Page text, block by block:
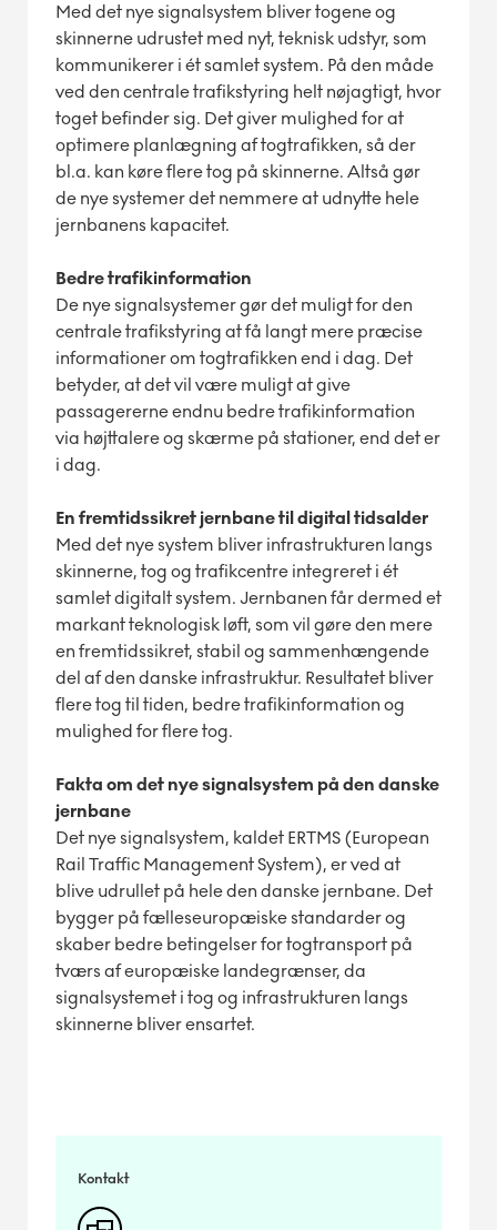
Med det nye signalsystem bliver togene og
skinnerne udrustet med nyt, teknisk udstyr, som
kommunikerer i ét samlet system. På den måde
ved den centrale trafikstyring helt nøjagtigt, hvor
toget befinder sig. Det giver mulighed for at
optimere planlægning af togtrafikken, så der
bl.a. kan køre flere tog på skinnerne. Altså gør
de nye systemer det nemmere at udnytte hele
jernbanens kapacitet.
Bedre trafikinformation
De nye signalsystemer gør det muligt for den
centrale trafikstyring at få langt mere præcise
informationer om togtrafikken end i dag. Det
betyder, at det vil være muligt at give
passagererne endnu bedre trafikinformation
via højttalere og skærme på stationer, end det er
i dag.
En fremtidssikret jernbane til digital tidsalder
Med det nye system bliver infrastrukturen langs
skinnerne, tog og trafikcentre integreret i ét
samlet digitalt system. Jernbanen får dermed et
markant teknologisk løft, som vil gøre den mere
en fremtidssikret, stabil og sammenhængende
del af den danske infrastruktur. Resultatet bliver
flere tog til tiden, bedre trafikinformation og
mulighed for flere tog.
Fakta om det nye signalsystem på den danske
jernbane
Det nye signalsystem, kaldet ERTMS (European
Rail Traffic Management System), er ved at
blive udrullet på hele den danske jernbane. Det
bygger på fælleseuropæiske standarder og
skaber bedre betingelser for togtransport på
tværs af europæiske landegrænser, da
signalsystemet i tog og infrastrukturen langs
skinnerne bliver ensartet.
Kontakt